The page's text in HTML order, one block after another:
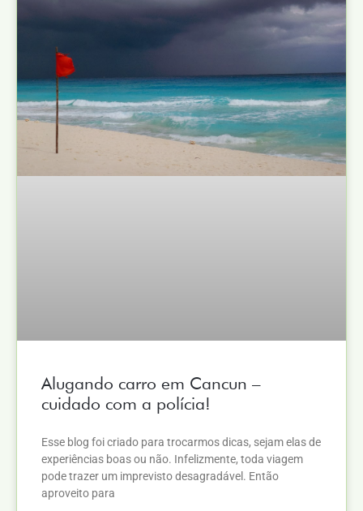
Alugando carro em Cancun –
cuidado com a polícia!
Esse blog foi criado para trocarmos dicas, sejam elas de
experiências boas ou não. Infelizmente, toda viagem
pode trazer um imprevisto desagradável. Então
aproveito para